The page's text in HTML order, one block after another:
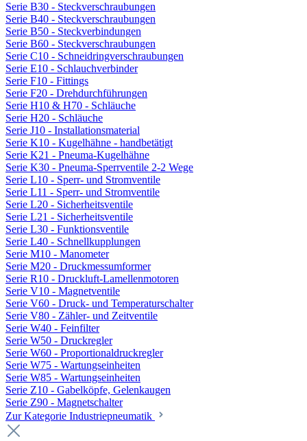
Serie B30 - Steckverschraubungen
Serie B40 - Steckverschraubungen
Serie B50 - Steckverbindungen
Serie B60 - Steckverschraubungen
Serie C10 - Schneidringverschraubungen
Serie E10 - Schlauchverbinder
Serie F10 - Fittings
Serie F20 - Drehdurchführungen
Serie H10 & H70 - Schläuche
Serie H20 - Schläuche
Serie J10 - Installationsmaterial
Serie K10 - Kugelhähne - handbetätigt
Serie K21 - Pneuma-Kugelhähne
Serie K30 - Pneuma-Sperrventile 2-2 Wege
Serie L10 - Sperr- und Stromventile
Serie L11 - Sperr- und Stromventile
Serie L20 - Sicherheitsventile
Serie L21 - Sicherheitsventile
Serie L30 - Funktionsventile
Serie L40 - Schnellkupplungen
Serie M10 - Manometer
Serie M20 - Druckmessumformer
Serie R10 - Druckluft-Lamellenmotoren
Serie V10 - Magnetventile
Serie V60 - Druck- und Temperaturschalter
Serie V80 - Zähler- und Zeitventile
Serie W40 - Feinfilter
Serie W50 - Druckregler
Serie W60 - Proportionaldruckregler
Serie W75 - Wartungseinheiten
Serie W85 - Wartungseinheiten
Serie Z10 - Gabelköpfe, Gelenkaugen
Serie Z90 - Magnetschalter
Zur Kategorie Industriepneumatik